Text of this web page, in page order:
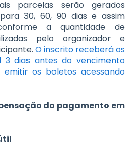
parcelas serão gerados
30, 60, 90 dias e assim
a quantidade de
pelo organizador e
O inscrito receberá os
dias antes do vencimento
os boletos acessando
do pagamento em